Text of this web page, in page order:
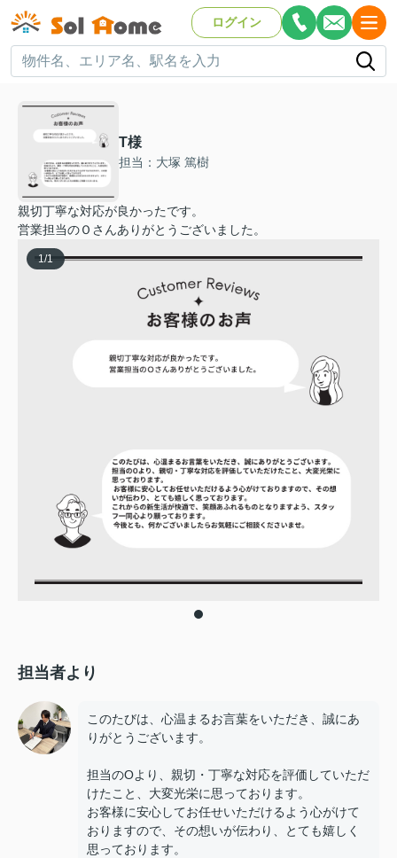
ログイン
T様
担当：大塚 篤樹
親切丁寧な対応が良かったです。
営業担当のＯさんありがとうございました。
1/1
担当者より
このたびは、心温まるお言葉をいただき、誠にあ
りがとうございます。
担当のOより、親切・丁寧な対応を評価していただ
けたこと、大変光栄に思っております。
お客様に安心してお任せいただけるよう心がけて
おりますので、その想いが伝わり、とても嬉しく
思っております。